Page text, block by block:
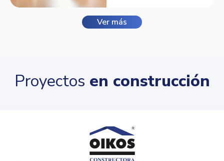
Ver más
Proyectos en construcción